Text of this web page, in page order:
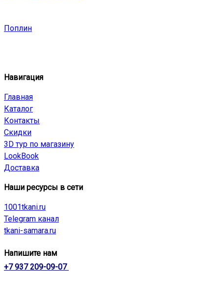
Поплин
Навигация
Главная
Каталог
Контакты
Скидки
3D тур по магазину
LookBook
Доставка
Наши ресурсы в сети
1001tkani.ru
Telegram канал
tkani-samara.ru
Напишите нам
+7 937 209-09-07